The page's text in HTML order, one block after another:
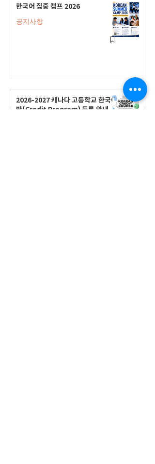
한국어 집중 캠프 2026
공지사항
2026-2027 캐나다 고등학교 한국어
반(Credit Program) 등록 안내